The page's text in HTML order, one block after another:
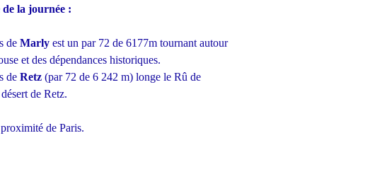
de la journée :
deMarly est un par 72 de 6177m tournant autour
et des dépendances historiques.
deRetz (par 72 de 6 242 m) longe le Rû de
de Retz.
de Paris.